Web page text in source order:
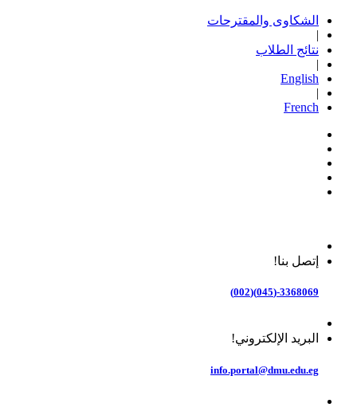
الشكاوى والمقترحات
|
نتائج الطلاب
|
English
|
French
إتصل بنا!
3368069-(045)(002)
البريد الإلكتروني!
info.portal@dmu.edu.eg